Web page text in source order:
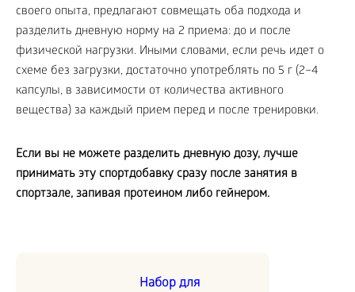
своего опыта, предлагают совмещать оба подхода и
разделить дневную норму на 2 приема: до и после
физической нагрузки. Иными словами, если речь идет о
схеме без загрузки, достаточно употреблять по 5 г (2–4
капсулы, в зависимости от количества активного
вещества) за каждый прием перед и после тренировки.
Если вы не можете разделить дневную дозу, лучше
принимать эту спортдобавку сразу после занятия в
спортзале, запивая протеином либо гейнером.
Набор для